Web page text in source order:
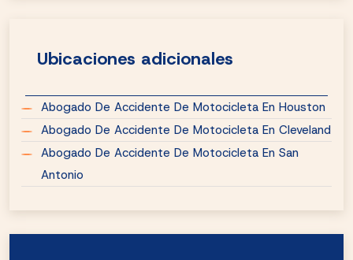
Ubicaciones adicionales
Abogado De Accidente De Motocicleta En Houston
Abogado De Accidente De Motocicleta En Cleveland
Abogado De Accidente De Motocicleta En San
Antonio